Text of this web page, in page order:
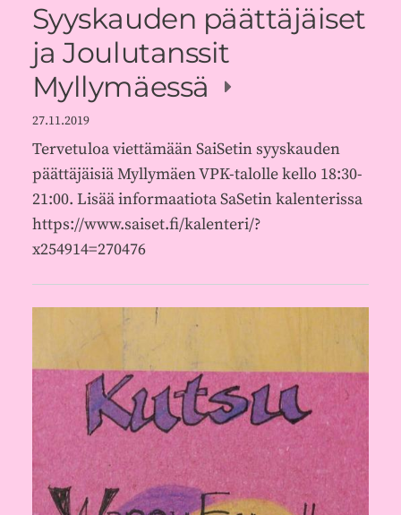
Syyskauden päättäjäiset
ja Joulutanssit
Myllymäessä
27.11.2019
Tervetuloa viettämään SaiSetin syyskauden
päättäjäisiä Myllymäen VPK-talolle kello 18:30-
21:00. Lisää informaatiota SaSetin kalenterissa
https://www.saiset.fi/kalenteri/?
x254914=270476